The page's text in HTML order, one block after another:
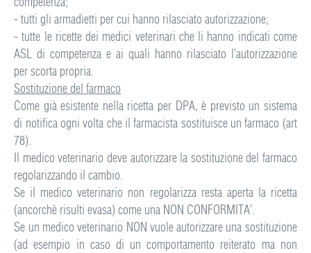
- tutti gli armadietti per cui hanno rilasciato autorizzazione;
- tutte le ricette dei medici veterinari che li hanno indicati come
ASL di competenza e ai quali hanno rilasciato l’autorizzazione
per scorta propria.
Sostituzione del farmaco
Come già esistente nella ricetta per DPA, è previsto un sistema
di notifica ogni volta che il farmacista sostituisce un farmaco (art
78).
Il medico veterinario deve autorizzare la sostituzione del farmaco
regolarizzando il cambio.
Se il medico veterinario non regolarizza resta aperta la ricetta
(ancorchè risulti evasa) come una NON CONFORMITA’.
Se un medico veterinario NON vuole autorizzare una sostituzione
(ad esempio in caso di un comportamento reiterato ma non